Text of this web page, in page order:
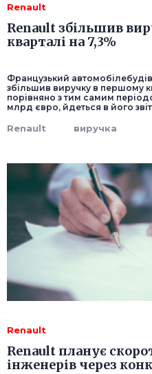
Renault
Renault збільшив
кварталі на 7,3%
Французький
збільшив виручку в першому
порівняно з тим самим
млрд євро, йдеться в його
Renault виручка
Renault
Renault планує
інженерів через